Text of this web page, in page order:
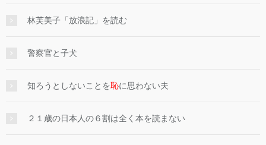
林芙美子「放浪記」を読む
警察官と子犬
知ろうとしないことを恥に思わない夫
２１歳の日本人の６割は全く本を読まない